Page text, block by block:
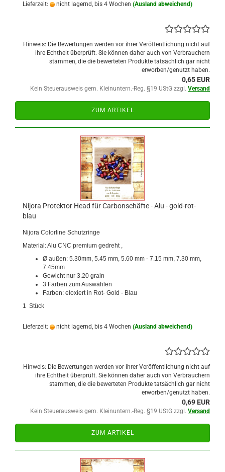
Lieferzeit: nicht lagernd, bis 4 Wochen (Ausland abweichend)
Hinweis: Die Bewertungen werden vor ihrer Veröffentlichung nicht auf
ihre Echtheit überprüft. Sie können daher auch von Verbrauchern
stammen, die die bewerteten Produkte tatsächlich gar nicht
erworben/genutzt haben.
0,65 EUR
Kein Steuerausweis gem. Kleinuntern.-Reg. §19 UStG zzgl. Versand
ZUM ARTIKEL
Nijora Protektor Head für Carbonschäfte - Alu - gold-rot-
blau
Nijora Colorline Schutzringe
Material: Alu CNC premium gedreht ,
Ø außen: 5.30mm, 5.45 mm, 5.60 mm - 7.15 mm, 7.30 mm,
7.45mm
Gewicht nur 3.20 grain
3 Farben zum Auswählen
Farben: eloxiert in Rot- Gold - Blau
1 Stück
Lieferzeit: nicht lagernd, bis 4 Wochen (Ausland abweichend)
Hinweis: Die Bewertungen werden vor ihrer Veröffentlichung nicht auf
ihre Echtheit überprüft. Sie können daher auch von Verbrauchern
stammen, die die bewerteten Produkte tatsächlich gar nicht
erworben/genutzt haben.
0,69 EUR
Kein Steuerausweis gem. Kleinuntern.-Reg. §19 UStG zzgl. Versand
ZUM ARTIKEL